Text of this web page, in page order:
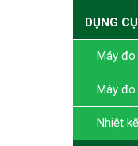
DỤNG
Máy đo
Máy
Nhiệt